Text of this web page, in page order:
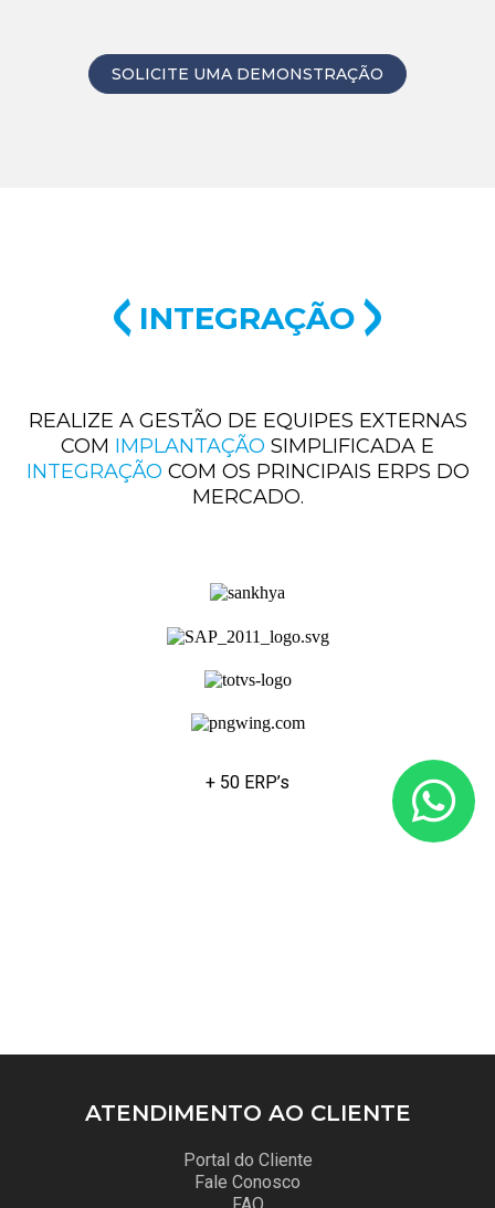
SOLICITE UMA DEMONSTRAÇÃO
INTEGRAÇÃO
REALIZE A GESTÃO DE EQUIPES EXTERNAS
COM IMPLANTAÇÃO SIMPLIFICADA E
INTEGRAÇÃO COM OS PRINCIPAIS ERPS DO
MERCADO.
+ 50 ERP’s
ATENDIMENTO AO CLIENTE
Portal do Cliente
Fale Conosco